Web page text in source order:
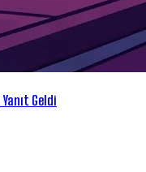
Geldi